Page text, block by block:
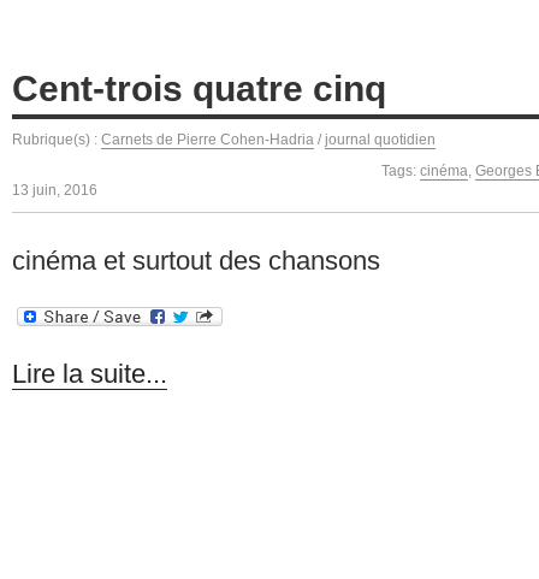
Cent-trois quatre cinq
Rubrique(s) : Carnets de Pierre Cohen-Hadria / journal quotidien
Tags: cinéma, Georges
13 juin, 2016
cinéma et surtout des chansons
Lire la suite...